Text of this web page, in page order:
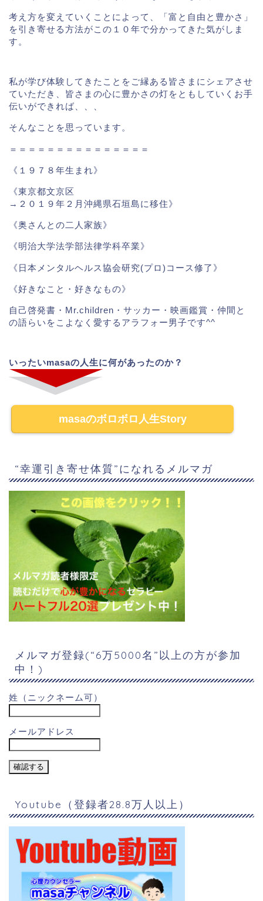
考え方を変えていくことによって、「富と自由と豊かさ」
を引き寄せる方法がこの１０年で分かってきた気がしま
す。
私が学び体験してきたことをご縁ある皆さまにシェアさせ
ていただき、皆さまの心に豊かさの灯をともしていくお手
伝いができれば、、、
そんなことを思っています。
＝＝＝＝＝＝＝＝＝＝＝＝＝＝＝
《１９７８年生まれ》
《東京都文京区
→２０１９年２月沖縄県石垣島に移住》
《奥さんとの二人家族》
《明治大学法学部法律学科卒業》
《日本メンタルヘルス協会研究(プロ)コース修了》
《好きなこと・好きなもの》
自己啓発書・Mr.children・サッカー・映画鑑賞・仲間と
の語らいをこよなく愛するアラフォー男子です^^
いったいmasaの人生に何があったのか？
masaのボロボロ人生Story
“幸運引き寄せ体質”になれるメルマガ
メルマガ登録(“6万5000名”以上の方が参加
中！)
姓（ニックネーム可）
メールアドレス
Youtube（登録者28.8万人以上）